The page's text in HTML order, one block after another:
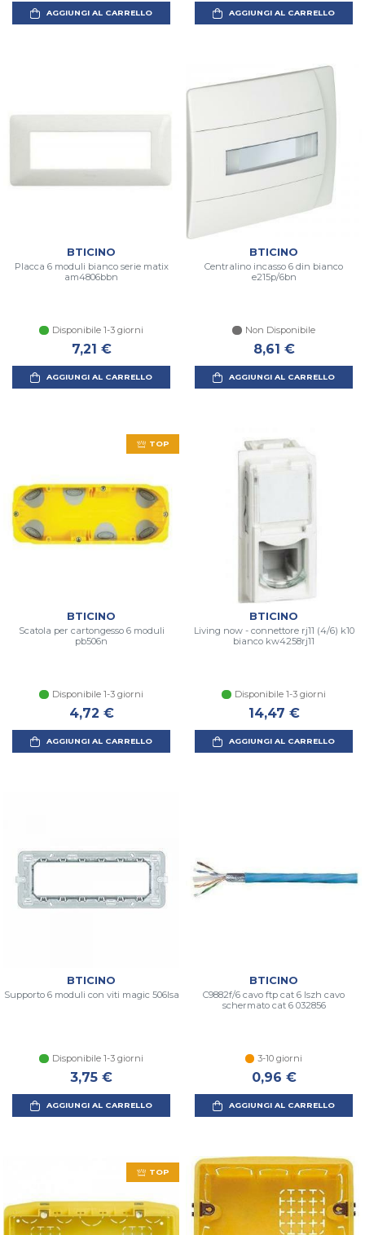
AGGIUNGI AL CARRELLO AGGIUNGI AL CARRELLO
BTICINO
Placca 6 moduli bianco serie matix
am4806bbn
Disponibile 1-3 giorni
7,21 €
AGGIUNGI AL CARRELLO
BTICINO
Centralino incasso 6 din bianco
e215p/6bn
Non Disponibile
8,61 €
AGGIUNGI AL CARRELLO
TOP
BTICINO
Scatola per cartongesso 6 moduli
pb506n
Disponibile 1-3 giorni
4,72 €
AGGIUNGI AL CARRELLO
BTICINO
Living now - connettore rj11 (4/6) k10
bianco kw4258rj11
Disponibile 1-3 giorni
14,47 €
AGGIUNGI AL CARRELLO
BTICINO
Supporto 6 moduli con viti magic 506lsa
Disponibile 1-3 giorni
3,75 €
AGGIUNGI AL CARRELLO
BTICINO
C9882f/6 cavo ftp cat 6 lszh cavo
schermato cat 6 032856
3-10 giorni
0,96 €
AGGIUNGI AL CARRELLO
TOP